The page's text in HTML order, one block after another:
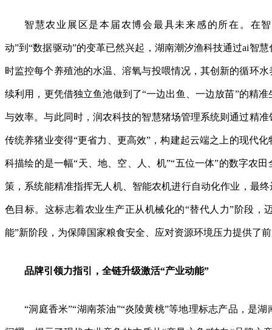
智慧农业展区是本届农博会最具未来感的所在。在
动”到“数据驱动”的变革已然兴起，湖南潮汐渔科技通过ai智
时监控每个养殖池的水温、溶氧与投喂情况，其创新的循环
续利用，更凭借独立鱼池做到了“一边出鱼、一边放苗”的精
与效率。与此同时，润农科技的智慧猪场管理系统则通过精
传统养猪业变得“更省力、更高效”，构建起云端之上的现代
科描绘的是一幅“天、地、空、人、机”“五位一体”的数字农
策，系统能精准指挥无人机、智能农机进行自动化作业，最
色目标。这标志着农业生产正从机械化的“替代人力”阶段，
能”新阶段，为保障国家粮食安全、应对资源环境压力提供了
品牌引领力指引，全链升级激活“产业动能”
“洞庭香米”“湖南茶油”“炎陵黄桃”等地理标志产品，是